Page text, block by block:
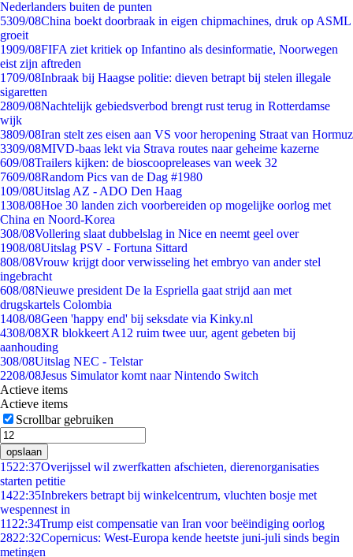
Nederlanders buiten de punten
5309/08China boekt doorbraak in eigen chipmachines, druk op ASML
groeit
1909/08FIFA ziet kritiek op Infantino als desinformatie, Noorwegen
eist zijn aftreden
1709/08Inbraak bij Haagse politie: dieven betrapt bij stelen illegale
sigaretten
2809/08Nachtelijk gebiedsverbod brengt rust terug in Rotterdamse
wijk
3809/08Iran stelt zes eisen aan VS voor heropening Straat van Hormuz
3309/08MIVD-baas lekt via Strava routes naar geheime kazerne
609/08Trailers kijken: de bioscoopreleases van week 32
7609/08Random Pics van de Dag #1980
109/08Uitslag AZ - ADO Den Haag
1308/08Hoe 30 landen zich voorbereiden op mogelijke oorlog met
China en Noord-Korea
308/08Vollering slaat dubbelslag in Nice en neemt geel over
1908/08Uitslag PSV - Fortuna Sittard
808/08Vrouw krijgt door verwisseling het embryo van ander stel
ingebracht
608/08Nieuwe president De la Espriella gaat strijd aan met
drugskartels Colombia
1408/08Geen 'happy end' bij seksdate via Kinky.nl
4308/08XR blokkeert A12 ruim twee uur, agent gebeten bij
aanhouding
308/08Uitslag NEC - Telstar
2208/08Jesus Simulator komt naar Nintendo Switch
Actieve items
Actieve items
Scrollbar gebruiken
opslaan
1522:37Overijssel wil zwerfkatten afschieten, dierenorganisaties
starten petitie
1422:35Inbrekers betrapt bij winkelcentrum, vluchten bosje met
wespennest in
11 22:34Trump eist compensatie van Iran voor beëindiging oorlog
2822:32Copernicus: West-Europa kende heetste juni-juli sinds begin
metingen